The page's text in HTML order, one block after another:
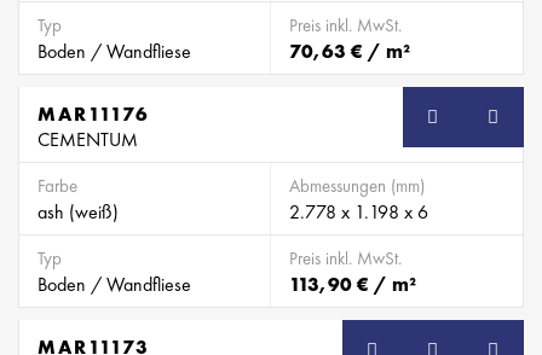
Typ
Boden / Wandfliese
Preis inkl. MwSt.
70,63 € / m²
MAR11176
CEMENTUM
Farbe
ash (weiß)
Abmessungen (mm)
2.778 x 1.198 x 6
Typ
Boden / Wandfliese
Preis inkl. MwSt.
113,90 € / m²
MAR11173